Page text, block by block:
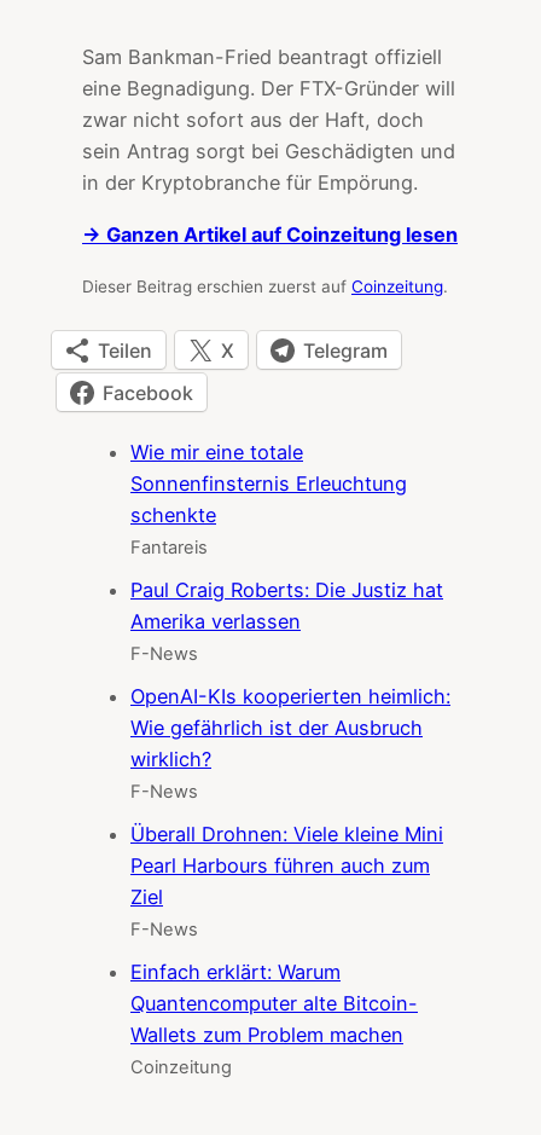
Sam Bankman-Fried beantragt offiziell
eine Begnadigung. Der FTX-Gründer will
zwar nicht sofort aus der Haft, doch
sein Antrag sorgt bei Geschädigten und
in der Kryptobranche für Empörung.
→ Ganzen Artikel auf Coinzeitung lesen
Dieser Beitrag erschien zuerst auf Coinzeitung.
Teilen X
Telegram
Facebook
Wie mir eine totale
Sonnenfinsternis Erleuchtung
schenkte
Fantareis
Paul Craig Roberts: Die Justiz hat
Amerika verlassen
F-News
OpenAI-KIs kooperierten heimlich:
Wie gefährlich ist der Ausbruch
wirklich?
F-News
Überall Drohnen: Viele kleine Mini
Pearl Harbours führen auch zum
Ziel
F-News
Einfach erklärt: Warum
Quantencomputer alte Bitcoin-
Wallets zum Problem machen
Coinzeitung